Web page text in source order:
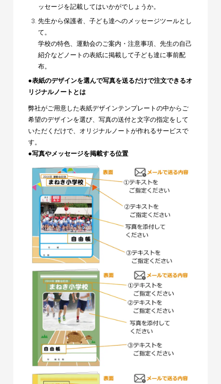
ッセージを記載してはいかがでしょうか。
先生から保護者、子ども達へのメッセージツールとし
て。
学校の特色、運動会のご案内・注意事項、先生の自己
紹介などノートの表紙に掲載して子ども達に事前配
布。
●表紙のデザインを選んで写真を送るだけで注文できるオ
リジナルノートとは
弊社がご用意した表紙デザインテンプレートの中からご
希望のデザインを選び、写真の送付と文字の指定をして
いただくだけで、オリジナルノートが作れるサービスで
す。
●写真やメッセージを掲載する位置